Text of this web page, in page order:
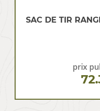
SAC DE TIR
prix